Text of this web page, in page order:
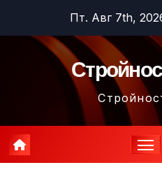
содержимому
Пт. Авг 7th,